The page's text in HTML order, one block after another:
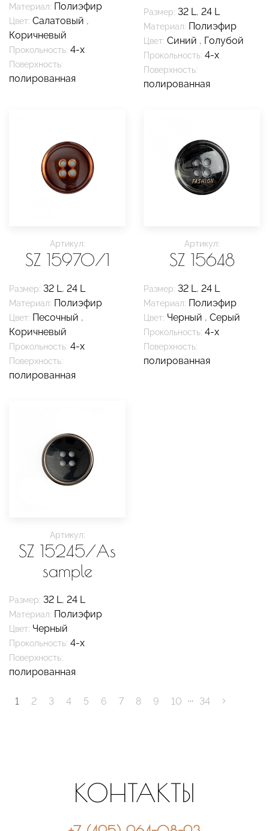
Материал: Полиэфир
Цвет: Салатовый ,
Коричневый
Прокольность: 4-х
Поверхность:
полированная
Размер: 32 L, 24 L
Материал: Полиэфир
Цвет: Синий , Голубой
Прокольность: 4-х
Поверхность:
полированная
Артикул:
SZ 15970/1
Размер: 32 L, 24 L
Материал: Полиэфир
Цвет: Песочный ,
Коричневый
Прокольность: 4-х
Поверхность:
полированная
Артикул:
SZ 15648
Размер: 32 L, 24 L
Материал: Полиэфир
Цвет: Черный , Серый
Прокольность: 4-х
Поверхность:
полированная
Артикул:
SZ 15245/As
sample
Размер: 32 L, 24 L
Материал: Полиэфир
Цвет: Черный
Прокольность: 4-х
Поверхность:
полированная
1 2 3 4 5 6 7 8 9 10 ... 34
КОНТАКТЫ